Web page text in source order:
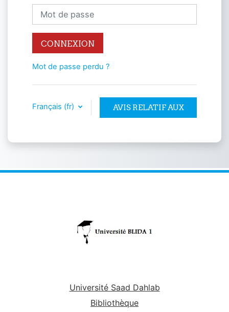
Mot de passe
CONNEXION
Mot de passe perdu ?
Français ‎(fr)‎ AVIS RELATIF AUX
Université Saad Dahlab
Bibliothèque